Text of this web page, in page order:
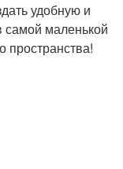
удобную и
маленькой
пространства!